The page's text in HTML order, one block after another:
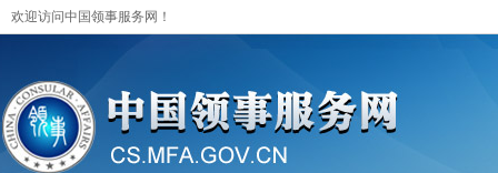
欢迎访问中国领事服务网！